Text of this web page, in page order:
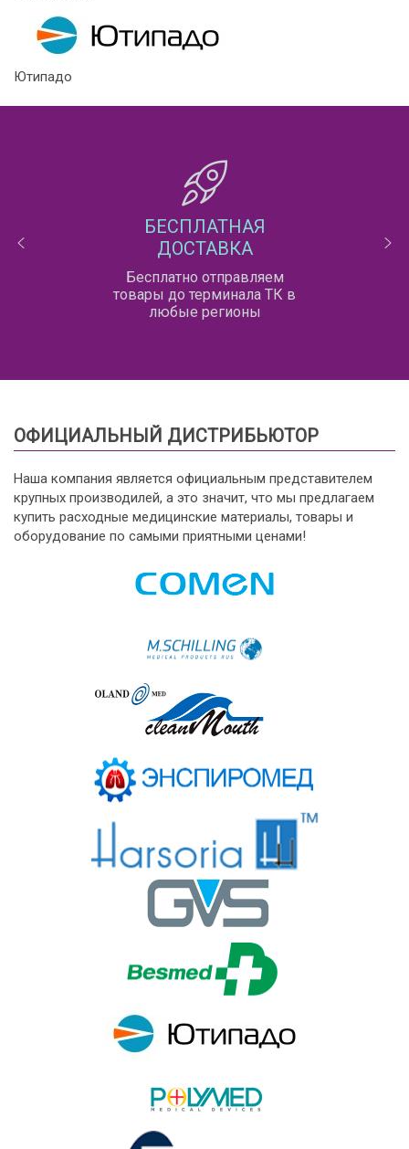
Ютипадо
БЕСПЛАТНАЯ
ДОСТАВКА
Бесплатно отправляем
товары до терминала ТК в
любые регионы
ОФИЦИАЛЬНЫЙ ДИСТРИБЬЮТОР
Наша компания является официальным представителем
крупных производилей, а это значит, что мы предлагаем
купить расходные медицинские материалы, товары и
оборудование по самыми приятными ценами!